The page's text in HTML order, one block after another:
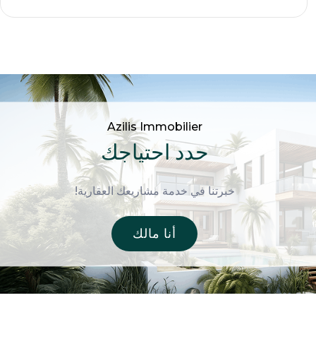
Azilis Immobilier
حدد احتياجك
خبرتنا في خدمة مشاريعك العقارية!
أنا مالك